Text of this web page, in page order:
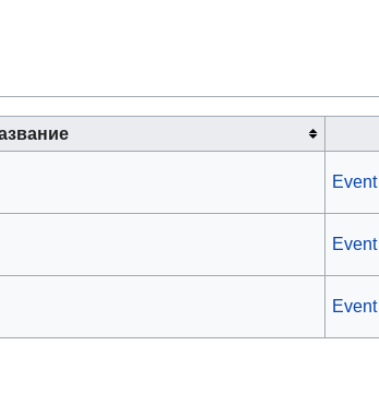
Event
Event
Event